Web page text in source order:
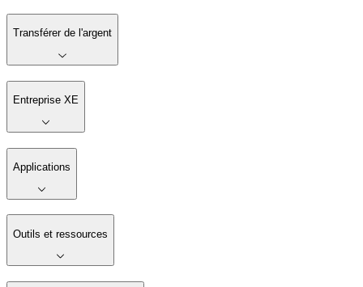
Transférer de l'argent
Entreprise XE
Applications
Outils et ressources